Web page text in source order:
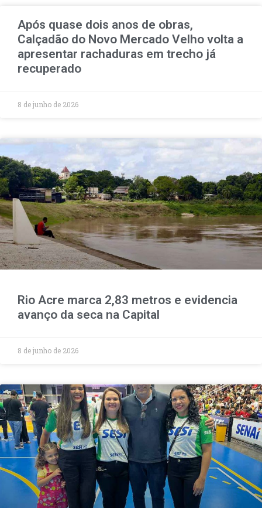
Após quase dois anos de obras,
Calçadão do Novo Mercado Velho volta a
apresentar rachaduras em trecho já
recuperado
8 de junho de 2026
Rio Acre marca 2,83 metros e evidencia
avanço da seca na Capital
8 de junho de 2026